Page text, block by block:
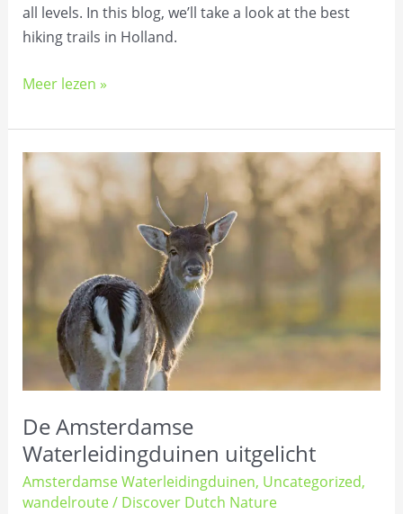
all levels. In this blog, we’ll take a look at the best
hiking trails in Holland.
Meer lezen »
De Amsterdamse
Waterleidingduinen uitgelicht
Amsterdamse Waterleidingduinen, Uncategorized,
wandelroute/ Discover Dutch Nature
De
Amsterdamse
Waterleidingduinen
uitgelicht